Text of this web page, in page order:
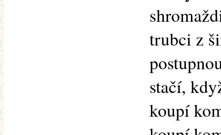
trubci z
stačí,
koupí